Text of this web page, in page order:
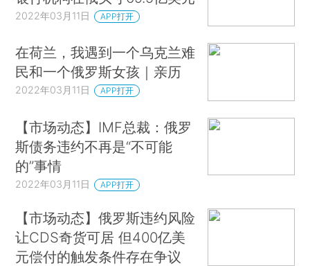
2022年03月11日 APP打开
在荷兰，我遇到一个乌克兰难
民和一个俄罗斯女孩｜亲历
2022年03月11日 APP打开
【市场动态】IMF总裁：俄罗
斯债务违约不再是“不可能
的”事情
2022年03月11日 APP打开
【市场动态】俄罗斯违约风险
让CDS奇货可居 但400亿美
元偿付的触发条件存在争议